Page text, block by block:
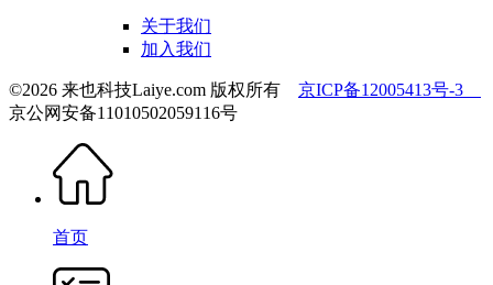
关于我们
加入我们
©2026 来也科技Laiye.com 版权所有 京ICP备12005413号-3
京公网安备11010502059116号
首页